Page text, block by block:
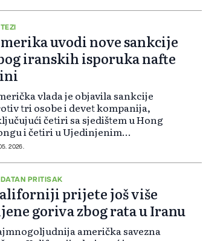
rasta cijena energije zbog
s Iranom.
uvodi nove sankcije
iranskih isporuka nafte
vlada je objavila sankcije
tri osobe i devet kompanija,
četiri sa sjedištem u Hong
i četiri u Ujedinjenim
Emiratima, zbog
2026.
PRITISAK
prijete još više
goriva zbog rata u Iranu
američka savezna